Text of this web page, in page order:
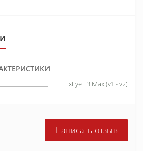
xEye E3 Max (v1 - v2)
Написать отзыв